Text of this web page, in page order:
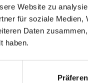
Website zu
für soziale
Daten
haben.